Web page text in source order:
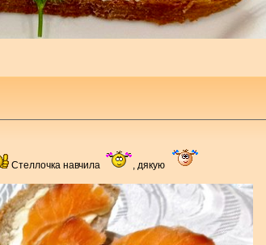
Стеллочка навчила , дякую